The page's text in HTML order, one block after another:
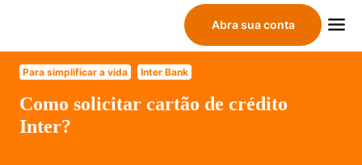
Abra sua conta
Para simplificar a vida Inter Bank
Como solicitar cartão de crédito
Inter?